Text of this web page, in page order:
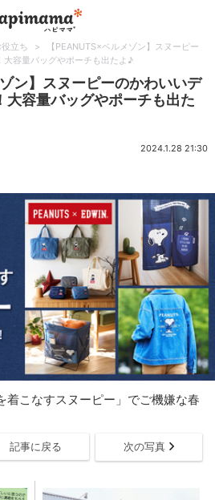
役立ち >
【PEANUTS×ベルメゾン】スヌーピー
容量バッグやポーチも出たよ♪
ン】スヌーピーのかわいいデ
大容量バッグやポーチも出た
2024.1.28 21:30
着こなすスヌーピー」でご機嫌な春
記事に戻る 次の写真